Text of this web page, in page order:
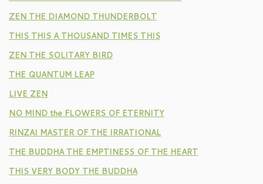
ZEN THE DIAMOND THUNDERBOLT
THIS THIS A THOUSAND TIMES THIS
ZEN THE SOLITARY BIRD
THE QUANTUM LEAP
LIVE ZEN
NO MIND the FLOWERS OF ETERNITY
RINZAI MASTER OF THE IRRATIONAL
THE BUDDHA THE EMPTINESS OF THE HEART
THIS VERY BODY THE BUDDHA